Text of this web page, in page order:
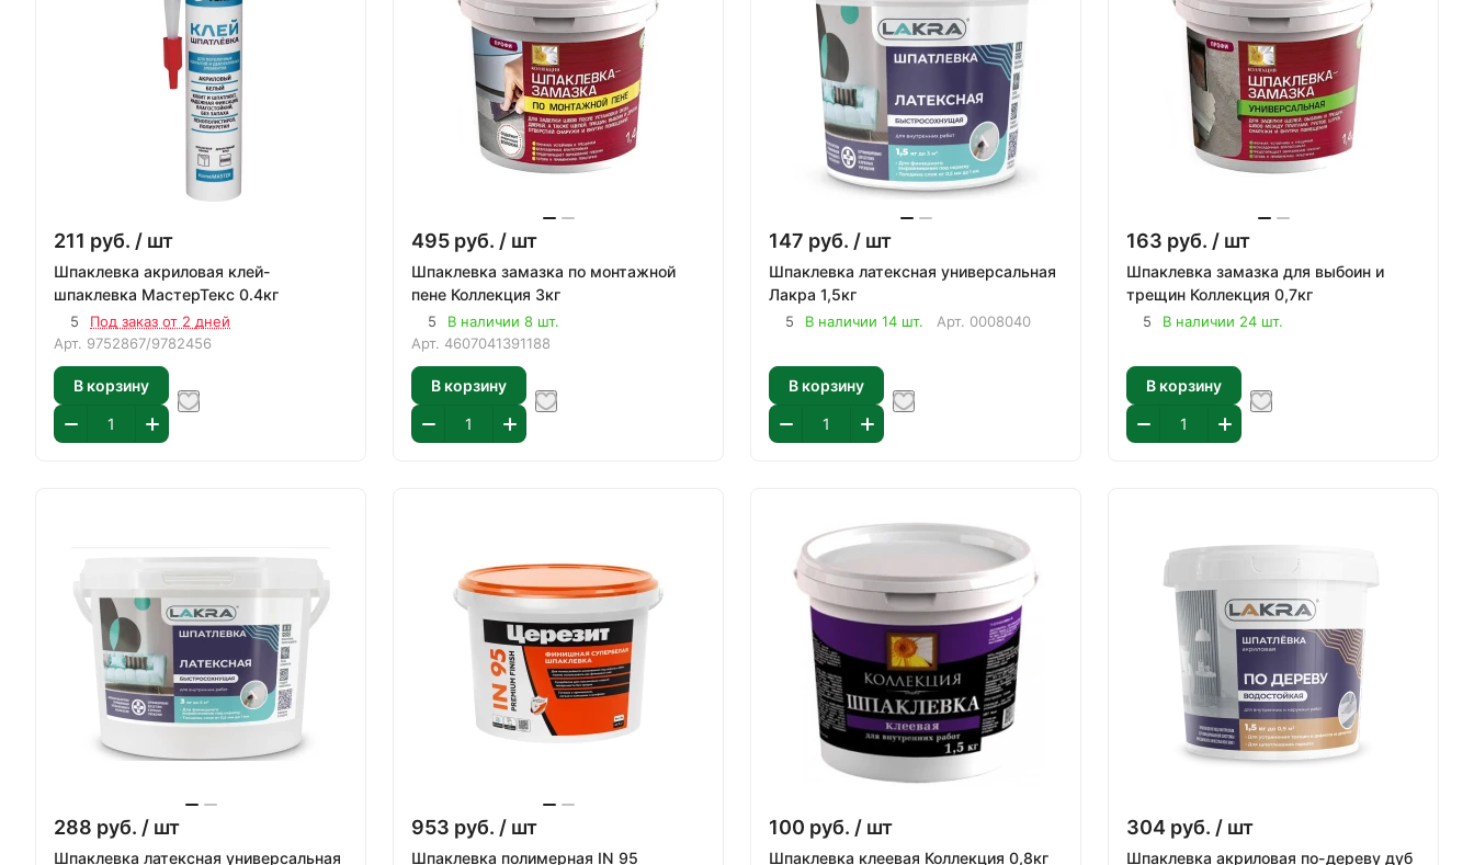
211 руб. / шт
Шпаклевка акриловая клей-
шпаклевка МастерТекс 0.4кг
5
Под заказ от 2 дней
Арт. 9752867/9782456
В корзину
495 руб. / шт
Шпаклевка замазка по монтажной
пене Коллекция 3кг
5
В наличии 8 шт.
Арт. 4607041391188
В корзину
147 руб. / шт
Шпаклевка латексная универсальная
Лакра 1,5кг
5 В наличии 14 шт. Арт. 0008040
В корзину
163 руб. / шт
Шпаклевка замазка для выбоин и
трещин Коллекция 0,7кг
5 В наличии 24 шт.
В корзину
288 руб. / шт
Шпаклевка латексная универсальная
953 руб. / шт
Шпаклевка полимерная IN 95
100 руб. / шт
Шпаклевка клеевая Коллекция 0,8кг
304 руб. / шт
Шпаклевка акриловая по-дереву дуб